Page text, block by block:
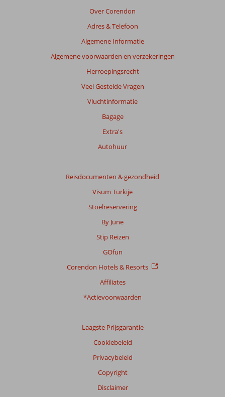
Over Corendon
Adres & Telefoon
Algemene Informatie
Algemene voorwaarden en verzekeringen
Herroepingsrecht
Veel Gestelde Vragen
Vluchtinformatie
Bagage
Extra's
Autohuur
Reisdocumenten & gezondheid
Visum Turkije
Stoelreservering
By June
Stip Reizen
GOfun
Corendon Hotels & Resorts
Affiliates
*Actievoorwaarden
Laagste Prijsgarantie
Cookiebeleid
Privacybeleid
Copyright
Disclaimer